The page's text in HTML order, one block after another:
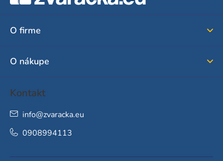
O firme
O nákupe
Kontakt
info@zvaracka.eu
0908994113